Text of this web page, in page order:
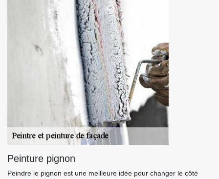
Peinture pignon
Peindre le pignon est une meilleure idée pour changer le côté